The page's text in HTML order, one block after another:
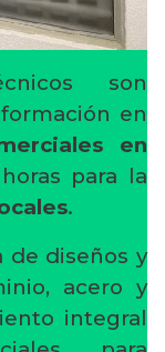
son
en
en
para la
.
de diseños y
acero y
integral